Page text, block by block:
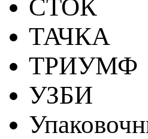
СТОК
ТАЧКА
ТРИУМФ
УЗБИ